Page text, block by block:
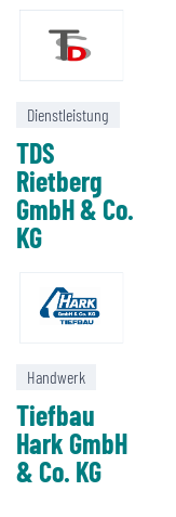
Dienstleistung
TDS
Rietberg
GmbH & Co.
KG
Handwerk
Tiefbau
Hark GmbH
& Co. KG